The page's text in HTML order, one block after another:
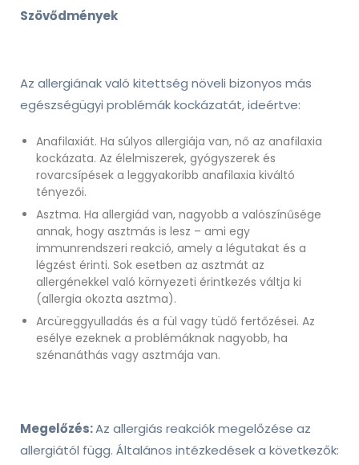
Szövődmények
Az allergiának való kitettség növeli bizonyos más
egészségügyi problémák kockázatát, ideértve:
Anafilaxiát. Ha súlyos allergiája van, nő az anafilaxia
kockázata. Az élelmiszerek, gyógyszerek és
rovarcsípések a leggyakoribb anafilaxia kiváltó
tényezői.
Asztma. Ha allergiád van, nagyobb a valószínűsége
annak, hogy asztmás is lesz – ami egy
immunrendszeri reakció, amely a légutakat és a
légzést érinti. Sok esetben az asztmát az
allergénekkel való környezeti érintkezés váltja ki
(allergia okozta asztma).
Arcüreggyulladás és a fül vagy tüdő fertőzései. Az
esélye ezeknek a problémáknak nagyobb, ha
szénanáthás vagy asztmája van.
Megelőzés:Az allergiás reakciók megelőzése az
allergiától függ. Általános intézkedések a következők: